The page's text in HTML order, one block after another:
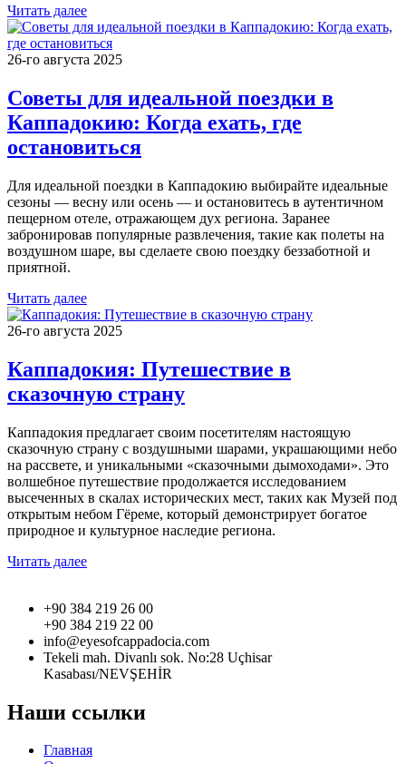
Читать далее
26-го августа 2025
Советы для идеальной поездки в
Каппадокию: Когда ехать, где
остановиться
Для идеальной поездки в Каппадокию выбирайте идеальные
сезоны — весну или осень — и остановитесь в аутентичном
пещерном отеле, отражающем дух региона. Заранее
забронировав популярные развлечения, такие как полеты на
воздушном шаре, вы сделаете свою поездку беззаботной и
приятной.
Читать далее
26-го августа 2025
Каппадокия: Путешествие в
сказочную страну
Каппадокия предлагает своим посетителям настоящую
сказочную страну с воздушными шарами, украшающими небо
на рассвете, и уникальными «сказочными дымоходами». Это
волшебное путешествие продолжается исследованием
высеченных в скалах исторических мест, таких как Музей под
открытым небом Гёреме, который демонстрирует богатое
природное и культурное наследие региона.
Читать далее
+90 384 219 26 00
+90 384 219 22 00
info@eyesofcappadocia.com
Tekeli mah. Divanlı sok. No:28 Uçhisar
Kasabası/NEVŞEHİR
Наши ссылки
Главная